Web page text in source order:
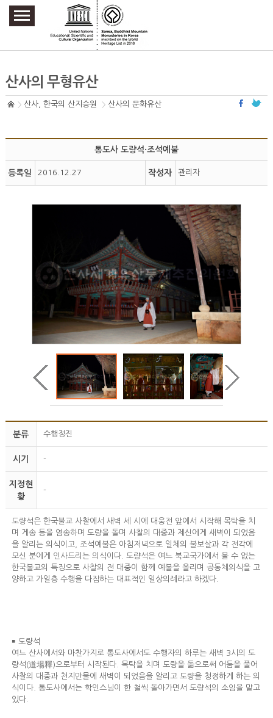
주요메뉴 바로가기
본문 바로가기
하단메뉴 바로가기
산사의 무형유산
산사, 한국의 산지승원 산사의 문화유산
통도사 도량석·조석예불
등록일 2016.12.27 작성자 관리자
분류 수행정진
시기 -
지정현
황
-
도량석은 한국불교 사찰에서 새벽 세 시에 대웅전 앞에서 시작해 목탁을 치
며 게송 등을 염송하며 도량을 돌며 사찰의 대중과 제신에게 새벽이 되었음
을 알리는 의식이고, 조석예불은 아침저녁으로 일체의 불보살과 각 전각에
모신 분에게 인사드리는 의식이다. 도량석은 여느 북교국가에서 볼 수 없는
한국불교의 특징으로 사찰의 전 대중이 함께 예불을 올리며 공동체의식을 고
양하고 가일층 수행을 다짐하는 대표적인 일상의례라고 하겠다.
￭ 도량석
여느 산사에서와 마찬가지로 통도사에서도 수행자의 하루는 새벽 3시의 도
량석(道場釋)으로부터 시작된다. 목탁을 치며 도량을 돎으로써 어둠을 풀어
사찰의 대중과 천지만물에 새벽이 되었음을 알리고 도량을 청정하게 하는 의
식이다. 통도사에서는 학인스님이 한 철씩 돌아가면서 도량석의 소임을 맡고
있다.